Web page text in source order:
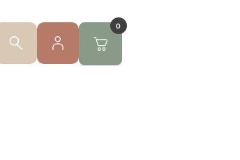
0